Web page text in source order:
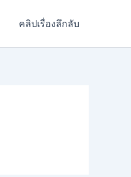
คลิปเรื่องลึกลับ